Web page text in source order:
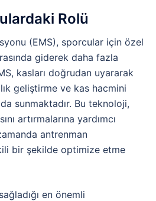
Rolü
(EMS), sporcular için özel
giderek daha fazla
kasları doğrudan uyararak
geliştirme ve kas hacmini
sunmaktadır. Bu teknoloji,
artırmalarına yardımcı
antrenman
bir şekilde optimize etme
en önemli